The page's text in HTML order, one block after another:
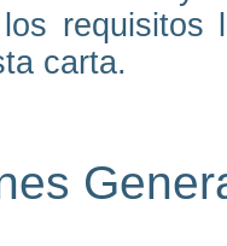
requisitos
carta.